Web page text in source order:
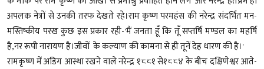
अपलक नेत्रों से उनकी तरफ देखते रहे।राम कृष्ण परमहंस की नरेन्द्र संदर्भित मन-
मस्तिष्कीय परख कुछ इस प्रकार रही-'मैं जनता हूँ कि तूँ सप्तर्षि मण्डल का महर्षि
है,नर रूपी नारायण है।जीवों के कल्याण की कामना से ही तूनें देह धारण की है।'
रामकृष्ण में अडिग आस्था रखने वाले नरेन्द्र १८८१ से१८८४ के बीच दक्षिणेश्वर आते-